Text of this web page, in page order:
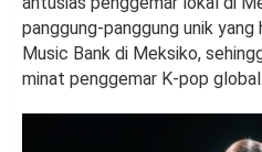
panggung-panggung unik
Music Bank di Meksiko,
minat penggemar K-pop global.